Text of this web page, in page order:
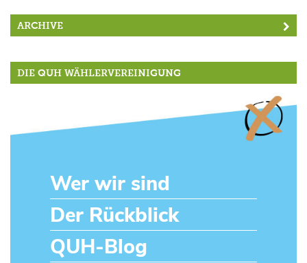
ARCHIVE
DIE QUH WÄHLERVEREINIGUNG
Wer wir sind
Der Rückblick
QUH-Blog